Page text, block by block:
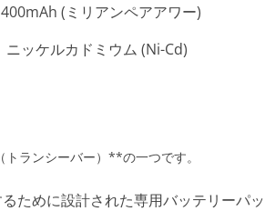
(ミリアンペアアワー)
ニッケルカドミウム (Ni-Cd)
ランシーバー）**の一つです。
ために設計された専用バッテリーパッ